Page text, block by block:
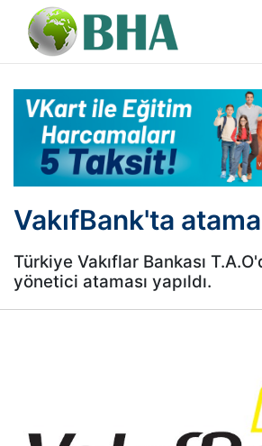
VakıfBank'ta atama
Türkiye Vakıflar Bankası
yönetici ataması yapıldı.